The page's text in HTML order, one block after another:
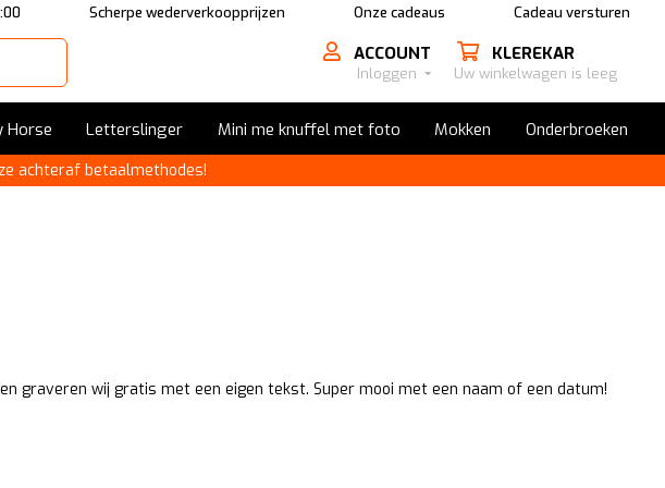
Scherpe wederverkoopprijzen Onze cadeaus Cadeau versturen
ACCOUNT
Inloggen
KLEREKAR
Uw winkelwagen is leeg
Horse Letterslinger Mini me knuffel met foto Mokken Onderbroeken
achteraf betaalmethodes!
graveren wij gratis met een eigen tekst. Super mooi met een naam of een datum!